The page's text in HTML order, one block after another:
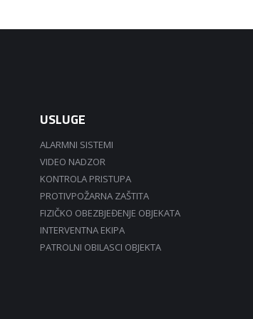
USLUGE
ALARMNI SISTEMI
VIDEO NADZOR
KONTROLA PRISTUPA
PROTIVPOŽARNA ZAŠTITA
FIZIČKO OBEZBJEĐENJE OBJEKATA
INTERVENTNA EKIPA
PATROLNI OBILASCI OBJEKTA